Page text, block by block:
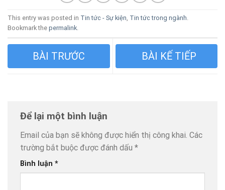
This entry was posted in Tin tức - Sự kiện, Tin tức trong ngành.
Bookmark the permalink.
BỆNH
2025-2023; ĐẠI HỘI THI
Để lại một bình luận
Email của bạn sẽ không được hiển thị công khai. Các
trường bắt buộc được đánh dấu *
Bình luận *